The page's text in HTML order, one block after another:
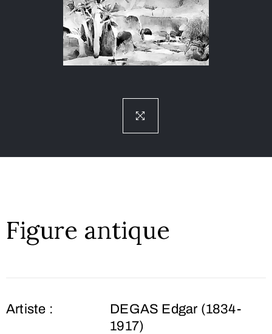
Figure antique
Artiste :
DEGAS Edgar (1834-
1917)